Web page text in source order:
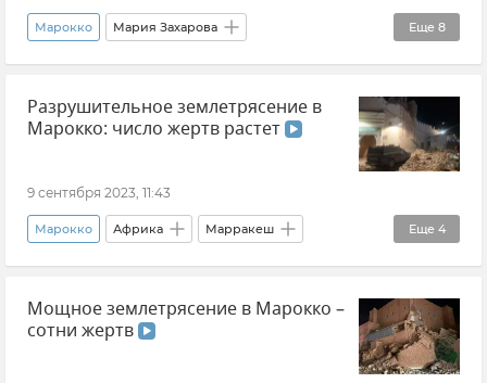
Еще 8
Марокко Мария Захарова
Министерство иностранных дел РФ (МИД РФ)
Владимир Путин (политик) Новости
Африка Марракеш
Землетрясение
Разрушительное землетрясение в
Марокко: число жертв растет
9 сентября 2023, 11:43
Еще 4
Марокко Африка Марракеш
Стихия Землетрясение Новости
В мире
Мощное землетрясение в Марокко –
сотни жертв